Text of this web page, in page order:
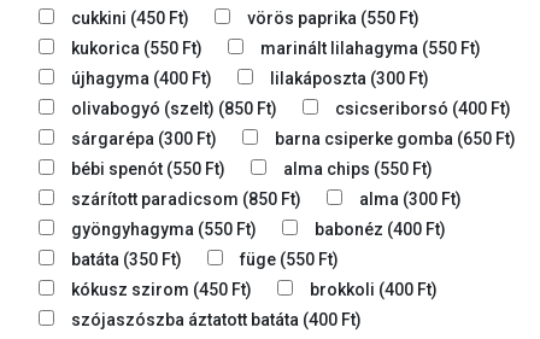
cukkini (450 Ft) vörös paprika (550 Ft)
kukorica (550 Ft) marinált lilahagyma (550 Ft)
újhagyma (400 Ft) lilakáposzta (300 Ft)
olivabogyó (szelt) (850 Ft) csicseriborsó (400 Ft)
sárgarépa (300 Ft) barna csiperke gomba (650 Ft)
bébi spenót (550 Ft) alma chips (550 Ft)
szárított paradicsom (850 Ft) alma (300 Ft)
gyöngyhagyma (550 Ft) babonéz (400 Ft)
batáta (350 Ft) füge (550 Ft)
kókusz szirom (450 Ft) brokkoli (400 Ft)
szójaszószba áztatott batáta (400 Ft)